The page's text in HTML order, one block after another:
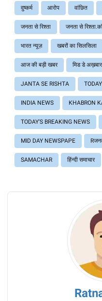
दुष्कर्म आरोप वांछित
जनता से रिश्ता जनता से
भारत न्यूज़ खबरों का सिलसिला
आज की बड़ी खबर मिड डे अख़बार
JANTA SE RISHTA
INDIA NEWS KHABRON
TODAY'S BREAKING NEWS
MID DAY NEWSPAPE
SAMACHAR हिंन्दी समाचार